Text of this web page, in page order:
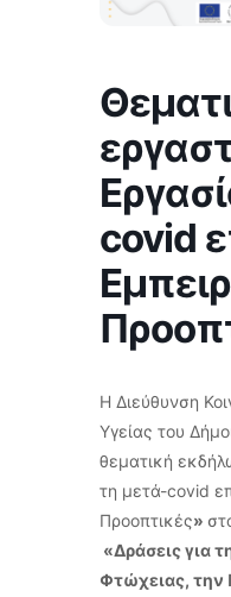
covid
Η Διεύθυνση
Υγείας του
θεματική
τη μετά-covid
Προοπτικές»
«Δράσεις για
Φτώχειας,